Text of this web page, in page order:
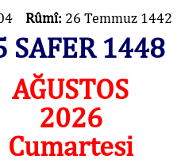
Rûmî: 26 Temmuz 1442
SAFER 1448
AĞUSTOS
2026
Cumartesi